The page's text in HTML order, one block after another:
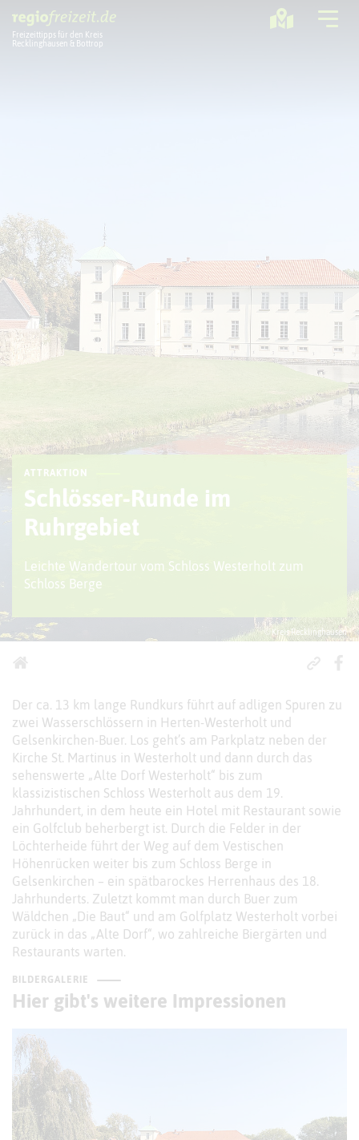
Freizeittipps für den Kreis
Recklinghausen & Bottrop
© Kreis Recklinghausen
ATTRAKTION
Schlösser-Runde im
Ruhrgebiet
Leichte Wandertour vom Schloss Westerholt zum
Schloss Berge
Der ca. 13 km lange Rundkurs führt auf adligen Spuren zu
zwei Wasserschlössern in Herten-Westerholt und
Gelsenkirchen-Buer. Los geht’s am Parkplatz neben der
Kirche St. Martinus in Westerholt und dann durch das
sehenswerte „Alte Dorf Westerholt“ bis zum
klassizistischen Schloss Westerholt aus dem 19.
Jahrhundert, in dem heute ein Hotel mit Restaurant sowie
ein Golfclub beherbergt ist. Durch die Felder in der
Löchterheide führt der Weg auf dem Vestischen
Höhenrücken weiter bis zum Schloss Berge in
Gelsenkirchen – ein spätbarockes Herrenhaus des 18.
Jahrhunderts. Zuletzt kommt man durch Buer zum
Wäldchen „Die Baut“ und am Golfplatz Westerholt vorbei
zurück in das „Alte Dorf“, wo zahlreiche Biergärten und
Restaurants warten.
BILDERGALERIE
Hier gibt's weitere Impressionen